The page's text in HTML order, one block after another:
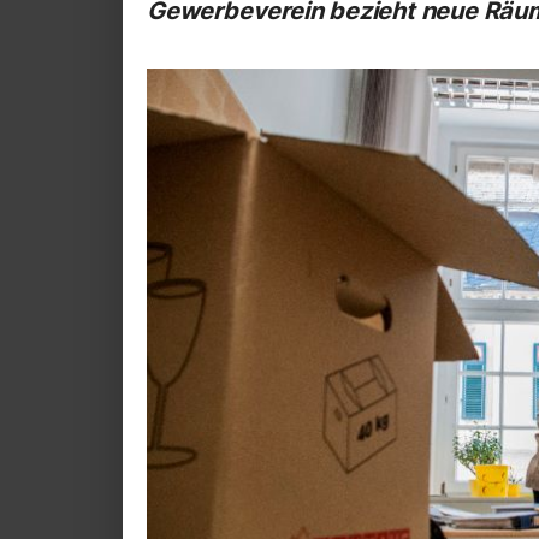
Gewerbeverein bezieht neue